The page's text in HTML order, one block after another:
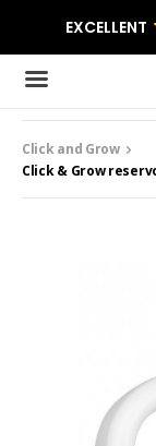
Click and Grow
Click & Grow